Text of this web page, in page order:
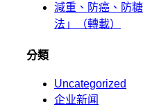
減重、防癌、防
法」（轉載）
分類
Uncategorized
企业新闻